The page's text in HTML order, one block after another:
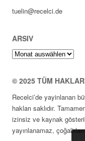
tuelin@recelci.de
ARSIV
Arsiv
© 2025 TÜM
Recelci’de yayinlanan
hakları saklıdır.
izinsiz ve kaynak
yayınlanamaz,